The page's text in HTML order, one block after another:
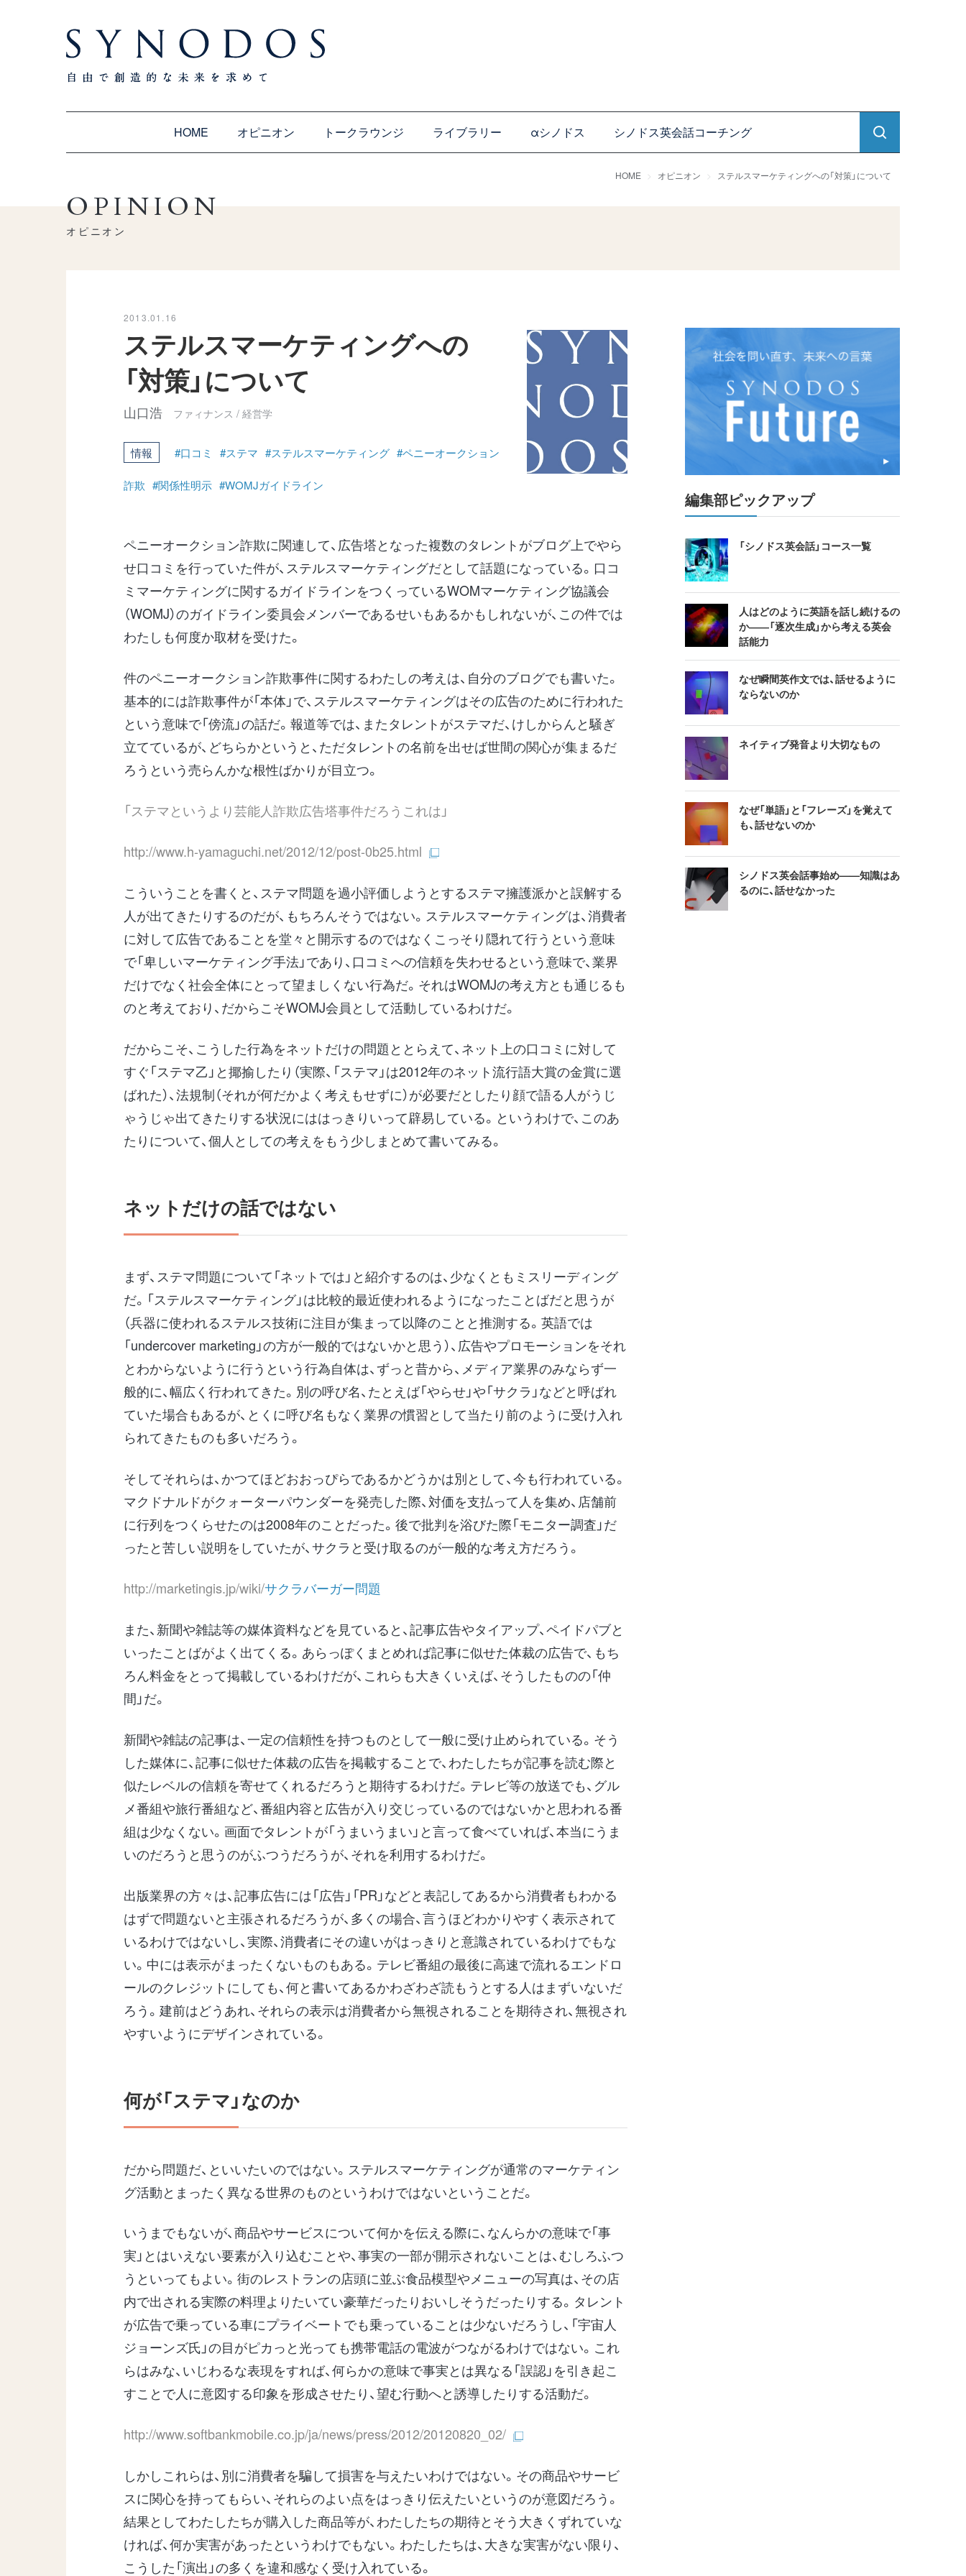
HOME オピニオン トークラウンジ ライブラリー αシノドス シノドス英会話コーチング
HOME オピニオン ステルスマーケティングへの「対策」について
OPINION
オピニオン
2013.01.16
ステルスマーケティングへの
「対策」について
山口浩 ファィナンス / 経営学
情報 #口コミ #ステマ #ステルスマーケティング #ペニーオークション
詐欺 #関係性明示 #WOMJガイドライン
ペニーオークション詐欺に関連して、広告塔となった複数のタレントがブログ上でやら
せ口コミを行っていた件が、ステルスマーケティングだとして話題になっている。口コ
ミマーケティングに関するガイドラインをつくっているWOMマーケティング協議会
（WOMJ）のガイドライン委員会メンバーであるせいもあるかもしれないが、この件では
わたしも何度か取材を受けた。
件のペニーオークション詐欺事件に関するわたしの考えは、自分のブログでも書いた。
基本的には詐欺事件が「本体」で、ステルスマーケティングはその広告のために行われた
という意味で「傍流」の話だ。報道等では、またタレントがステマだ、けしからんと騒ぎ
立てているが、どちらかというと、ただタレントの名前を出せば世間の関心が集まるだ
ろうという売らんかな根性ばかりが目立つ。
「ステマというより芸能人詐欺広告塔事件だろうこれは」
http://www.h-yamaguchi.net/2012/12/post-0b25.html
こういうことを書くと、ステマ問題を過小評価しようとするステマ擁護派かと誤解する
人が出てきたりするのだが、もちろんそうではない。ステルスマーケティングは、消費者
に対して広告であることを堂々と開示するのではなくこっそり隠れて行うという意味
で「卑しいマーケティング手法」であり、口コミへの信頼を失わせるという意味で、業界
だけでなく社会全体にとって望ましくない行為だ。それはWOMJの考え方とも通じるも
のと考えており、だからこそWOMJ会員として活動しているわけだ。
だからこそ、こうした行為をネットだけの問題ととらえて、ネット上の口コミに対して
すぐ「ステマ乙」と揶揄したり（実際、「ステマ」は2012年のネット流行語大賞の金賞に選
ばれた）、法規制（それが何だかよく考えもせずに）が必要だとしたり顔で語る人がうじ
ゃうじゃ出てきたりする状況にははっきりいって辟易している。というわけで、このあ
たりについて、個人としての考えをもう少しまとめて書いてみる。
ネットだけの話ではない
まず、ステマ問題について「ネットでは」と紹介するのは、少なくともミスリーディング
だ。「ステルスマーケティング」は比較的最近使われるようになったことばだと思うが
（兵器に使われるステルス技術に注目が集まって以降のことと推測する。英語では
「undercover marketing」の方が一般的ではないかと思う）、広告やプロモーションをそれ
とわからないように行うという行為自体は、ずっと昔から、メディア業界のみならず一
般的に、幅広く行われてきた。別の呼び名、たとえば「やらせ」や「サクラ」などと呼ばれ
ていた場合もあるが、とくに呼び名もなく業界の慣習として当たり前のように受け入れ
られてきたものも多いだろう。
そしてそれらは、かつてほどおおっぴらであるかどうかは別として、今も行われている。
マクドナルドがクォーターパウンダーを発売した際、対価を支払って人を集め、店舗前
に行列をつくらせたのは2008年のことだった。後で批判を浴びた際「モニター調査」だ
ったと苦しい説明をしていたが、サクラと受け取るのが一般的な考え方だろう。
http://marketingis.jp/wiki/サクラバーガー問題
また、新聞や雑誌等の媒体資料などを見ていると、記事広告やタイアップ、ペイドパブと
いったことばがよく出てくる。あらっぽくまとめれば記事に似せた体裁の広告で、もち
ろん料金をとって掲載しているわけだが、これらも大きくいえば、そうしたものの「仲
間」だ。
新聞や雑誌の記事は、一定の信頼性を持つものとして一般に受け止められている。そう
した媒体に、記事に似せた体裁の広告を掲載することで、わたしたちが記事を読む際と
似たレベルの信頼を寄せてくれるだろうと期待するわけだ。テレビ等の放送でも、グル
メ番組や旅行番組など、番組内容と広告が入り交じっているのではないかと思われる番
組は少なくない。画面でタレントが「うまいうまい」と言って食べていれば、本当にうま
いのだろうと思うのがふつうだろうが、それを利用するわけだ。
出版業界の方々は、記事広告には「広告」「PR」などと表記してあるから消費者もわかる
はずで問題ないと主張されるだろうが、多くの場合、言うほどわかりやすく表示されて
いるわけではないし、実際、消費者にその違いがはっきりと意識されているわけでもな
い。中には表示がまったくないものもある。テレビ番組の最後に高速で流れるエンドロ
ールのクレジットにしても、何と書いてあるかわざわざ読もうとする人はまずいないだ
ろう。建前はどうあれ、それらの表示は消費者から無視されることを期待され、無視され
やすいようにデザインされている。
何が「ステマ」なのか
だから問題だ、といいたいのではない。ステルスマーケティングが通常のマーケティン
グ活動とまったく異なる世界のものというわけではないということだ。
いうまでもないが、商品やサービスについて何かを伝える際に、なんらかの意味で「事
実」とはいえない要素が入り込むことや、事実の一部が開示されないことは、むしろふつ
うといってもよい。街のレストランの店頭に並ぶ食品模型やメニューの写真は、その店
内で出される実際の料理よりたいてい豪華だったりおいしそうだったりする。タレント
が広告で乗っている車にプライベートでも乗っていることは少ないだろうし、「宇宙人
ジョーンズ氏」の目がピカっと光っても携帯電話の電波がつながるわけではない。これ
らはみな、いじわるな表現をすれば、何らかの意味で事実とは異なる「誤認」を引き起こ
すことで人に意図する印象を形成させたり、望む行動へと誘導したりする活動だ。
http://www.softbankmobile.co.jp/ja/news/press/2012/20120820_02/
しかしこれらは、別に消費者を騙して損害を与えたいわけではない。その商品やサービ
スに関心を持ってもらい、それらのよい点をはっきり伝えたいというのが意図だろう。
結果としてわたしたちが購入した商品等が、わたしたちの期待とそう大きくずれていな
ければ、何か実害があったというわけでもない。わたしたちは、大きな実害がない限り、
こうした「演出」の多くを違和感なく受け入れている。
編集部ピックアップ
「シノドス英会話」コース一覧
人はどのように英語を話し続けるの
か――「逐次生成」から考える英会
話能力
なぜ瞬間英作文では、話せるように
ならないのか
ネイティブ発音より大切なもの
なぜ「単語」と「フレーズ」を覚えて
も、話せないのか
シノドス英会話事始め——知識はあ
るのに、話せなかった